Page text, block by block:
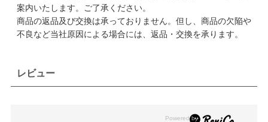
案内いたします。ご了承ください。
商品の返品及び交換は承っておりません。但し、商品の欠陥や
不良など当社原因による場合には、返品・交換を承ります。
レビュー